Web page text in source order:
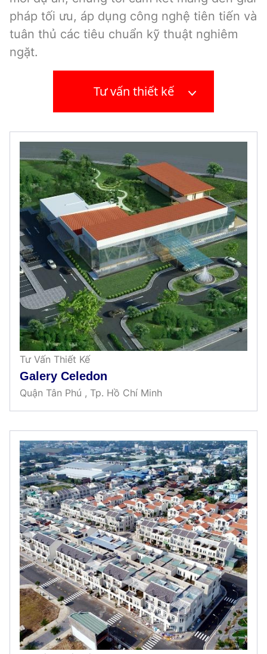
pháp tối ưu, áp dụng công nghệ tiên tiến và
tuân thủ các tiêu chuẩn kỹ thuật nghiêm
ngặt.
Tư vấn thiết kế
Tư Vấn Thiết Kế
Galery Celedon
Quận Tân Phú , Tp. Hồ Chí Minh